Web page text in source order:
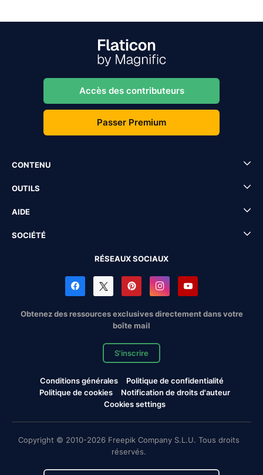
Accès des contributeurs
Passer Premium
CONTENU
OUTILS
AIDE
SOCIÉTÉ
RÉSEAUX SOCIAUX
Obtenez des ressources exclusives directement dans votre
boîte mail
S'inscrire
Conditions générales
Politique de confidentialité
Politique de cookies
Notification de droits d'auteur
Cookies settings
Copyright © 2010-2026 Freepik Company S.L.U. Tous droits
réservés.